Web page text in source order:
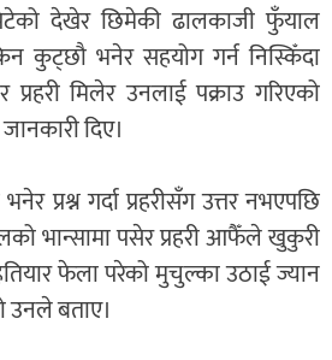
देखेर छिमेकी ढालकाजी फुँयाल
कुट्छौ भनेर सहयोग गर्न निस्किँदा
प्रहरी मिलेर उनलाई पक्राउ गरिएको
दिए।
प्रश्न गर्दा प्रहरीसँग उत्तर नभएपछि
भान्सामा पसेर प्रहरी आफैँले खुकुरी
फेला परेको मुचुल्का उठाई ज्यान
उनले बताए।